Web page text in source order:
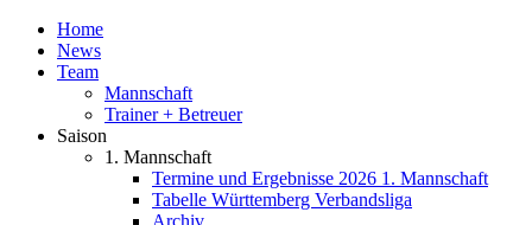
Home
News
Team
Mannschaft
Trainer + Betreuer
Saison
1. Mannschaft
Termine und Ergebnisse 2026 1. Mannschaft
Tabelle Württemberg Verbandsliga
Archiv